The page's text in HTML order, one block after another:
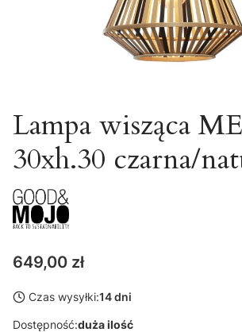
Lampa wisząca
30xh.30 czarna/
Cena
649,00 zł
Czas wysyłki:14 dni
Dostępność:duża ilość